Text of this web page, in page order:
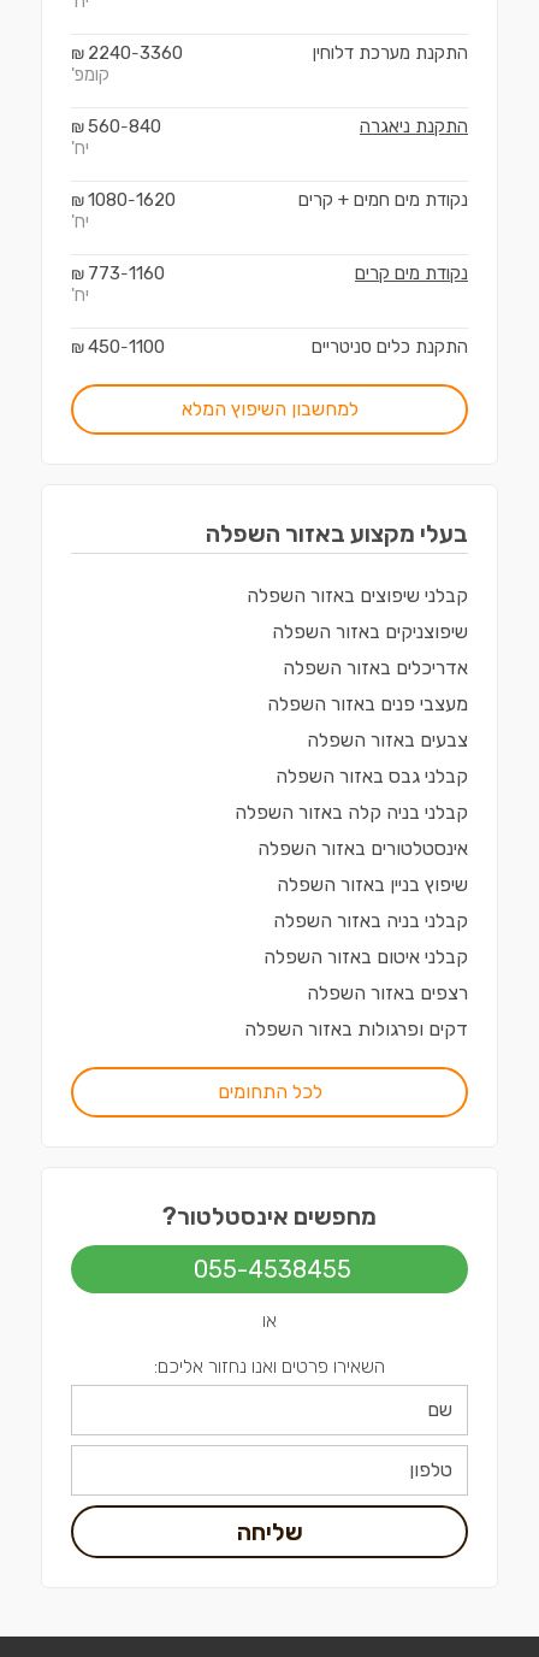
התקנת מערכת דלוחין 2240-3360
₪
קומפ'
התקנת ניאגרה 560-840
₪
יח'
נקודת מים חמים + קרים 1080-1620
₪
יח'
נקודת מים קרים 773-1160
₪
יח'
התקנת כלים סניטריים 450-1100
₪
למחשבון השיפוץ המלא
בעלי מקצוע באזור השפלה
קבלני שיפוצים באזור השפלה
שיפוצניקים באזור השפלה
אדריכלים באזור השפלה
מעצבי פנים באזור השפלה
צבעים באזור השפלה
קבלני גבס באזור השפלה
קבלני בניה קלה באזור השפלה
אינסטלטורים באזור השפלה
שיפוץ בניין באזור השפלה
קבלני בניה באזור השפלה
קבלני איטום באזור השפלה
רצפים באזור השפלה
דקים ופרגולות באזור השפלה
לכל התחומים
מחפשים אינסטלטור?
055-4538455
או
השאירו פרטים ואנו נחזור אליכם:
שליחה